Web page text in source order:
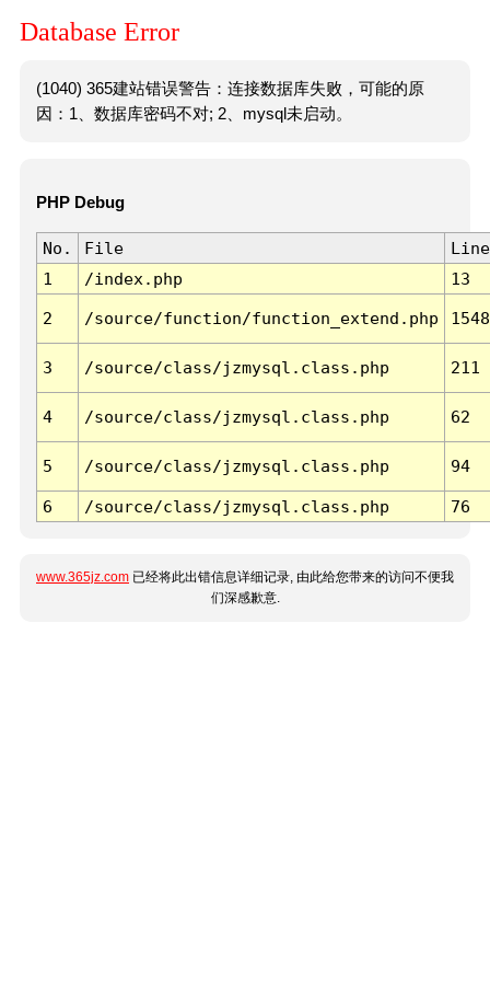
Database Error
(1040) 365建站错误警告：连接数据库失败，可能的原
因：1、数据库密码不对; 2、mysql未启动。
PHP Debug
No. File
Line
1
/index.php 13
2 /source/function/function_extend.php 1548
3 /source/class/jzmysql.class.php 211
4 /source/class/jzmysql.class.php 62
5 /source/class/jzmysql.class.php 94
6 /source/class/jzmysql.class.php 76
www.365jz.com 已经将此出错信息详细记录, 由此给您带来的访问不便我
们深感歉意.